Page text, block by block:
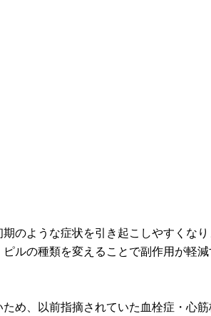
のような症状を引き起こしやすくな
ルの種類を変えることで副作用が軽減
め、以前指摘されていた血栓症・心